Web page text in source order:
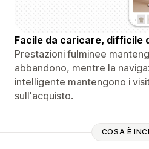
Facile da caricare, difficile
Prestazioni fulminee
abbandono, mentre la
intelligente mantengono i
sull'acquisto.
COSA È